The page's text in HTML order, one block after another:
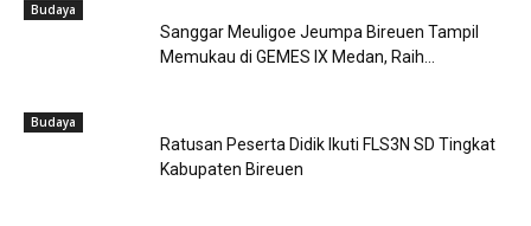
Budaya
Sanggar Meuligoe Jeumpa Bireuen Tampil
Memukau di GEMES IX Medan, Raih...
Budaya
Ratusan Peserta Didik Ikuti FLS3N SD Tingkat
Kabupaten Bireuen